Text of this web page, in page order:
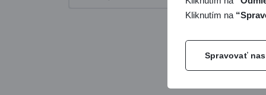
Kliknutím na
Spravovať